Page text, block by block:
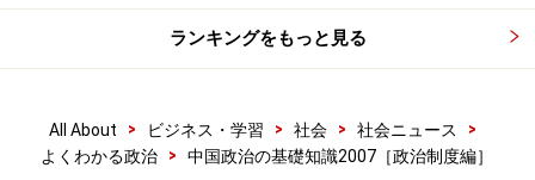
に地区などクラス、県などクラスの人民代表大会があ
り、それぞれ上のクラスの代表大会の代表を選出しま
有権者が直接代表を選出するのは、一番下のクラス、
ランキングをもっと見る
All About > ビジネス・学習 > 社会 > 社会ニュース
>
よくわかる政治
> 中国政治の基礎知識2007［政治制度編］